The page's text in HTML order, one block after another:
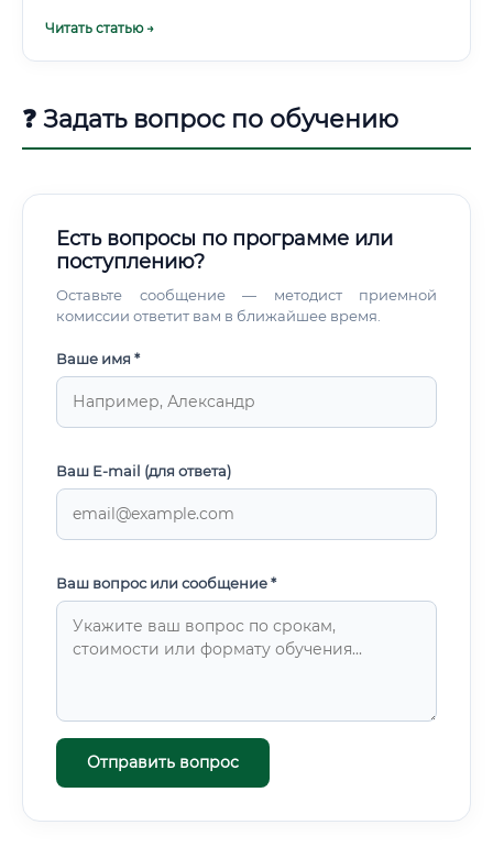
биотехнологическая отрасль также активно развивается
Читать статью →
❓ Задать вопрос по обучению
Есть вопросы по программе или
поступлению?
Оставьте сообщение — методист приемной
комиссии ответит вам в ближайшее время.
Ваше имя *
Ваш E-mail (для ответа)
Ваш вопрос или сообщение *
Отправить вопрос